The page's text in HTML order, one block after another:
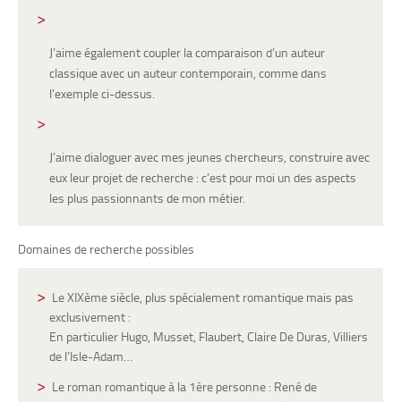
J’aime également coupler la comparaison d’un auteur
classique avec un auteur contemporain, comme dans
l’exemple ci-dessus.
J’aime dialoguer avec mes jeunes chercheurs, construire avec
eux leur projet de recherche : c’est pour moi un des aspects
les plus passionnants de mon métier.
Domaines de recherche possibles
Le XIXème siècle, plus spécialement romantique mais pas
exclusivement :
En particulier Hugo, Musset, Flaubert, Claire De Duras, Villiers
de l’Isle-Adam…
Le roman romantique à la 1ère personne : René de